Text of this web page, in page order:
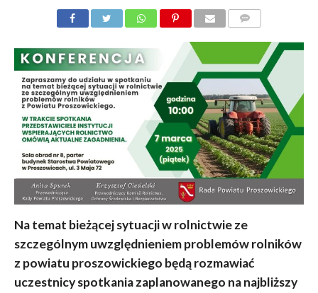
Na temat bieżącej sytuacji w rolnictwie ze
szczególnym uwzględnieniem problemów rolników
z powiatu proszowickiego będą rozmawiać
uczestnicy spotkania zaplanowanego na najbliższy